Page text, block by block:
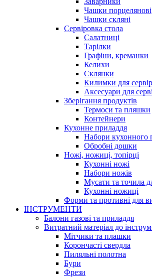
Чашки порцелянові
Чашки скляні
Сервіровка стола
Салатниці
Тарілки
Графіни, креманки
Келихи
Склянки
Килимки для
Аксесуари для
Зберігання продуктів
Термоси та пляшки
Контейнери
Кухонне приладдя
Набори кухонного
Обробні дошки
Ножі, ножиці, топірці
Кухонні ножі
Набори ножів
Мусати та точила
Кухонні ножиці
Форми та противні для
ІНСТРУМЕНТИ
Балони газові та приладдя
Витратний матеріал до
Мітчики та плашки
Корончасті свердла
Пиляльні полотна
Бури
Фрези